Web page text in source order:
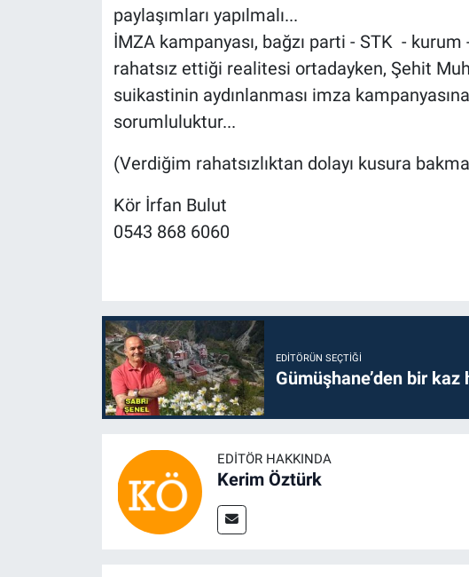
paylaşımları yapılmalı...
İMZA kampanyası, bağzı parti - STK -
rahatsız ettiği realitesi ortadayken, Şehit
suikastinin aydınlanması imza
sorumluluktur...
(Verdiğim rahatsızlıktan dolayı kusura
Kör İrfan Bulut
0543 868 6060
EDITÖRÜN SEÇTIĞI
Gümüşhane’den bir kaz
EDITÖR HAKKINDA
Kerim Öztürk